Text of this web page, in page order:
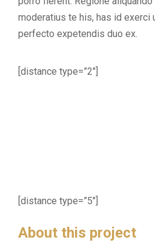
moderatius te his, has id exerci
perfecto expetendis duo ex.
[distance type=”2″]
[distance type=”5″]
About this project